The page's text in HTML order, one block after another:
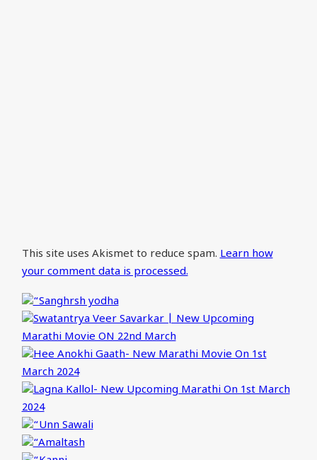
This site uses Akismet to reduce spam.Learn how
your comment data is processed.